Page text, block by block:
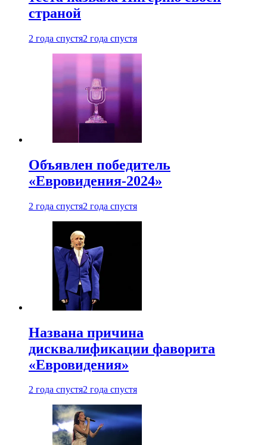
страной
2 года спустя2 года спустя
Объявлен победитель
«Евровидения-2024»
2 года спустя2 года спустя
Названа причина
дисквалификации фаворита
«Евровидения»
2 года спустя2 года спустя